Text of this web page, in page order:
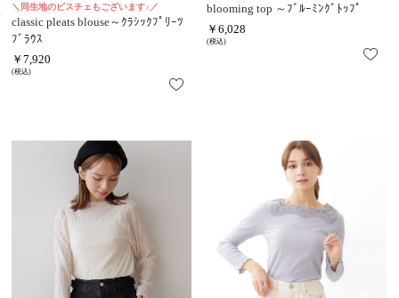
＼同生地のビスチェもございます♪／
classic pleats blouse～ｸﾗｼｯｸﾌﾟﾘｰﾂ
ﾌﾞﾗｳｽ
￥7,920
(税込)
blooming top ～ﾌﾞﾙｰﾐﾝｸﾞﾄｯﾌﾟ
￥6,028
(税込)